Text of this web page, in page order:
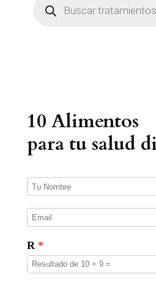
o
d
c
t
s
10 Alimentos
para tu salud